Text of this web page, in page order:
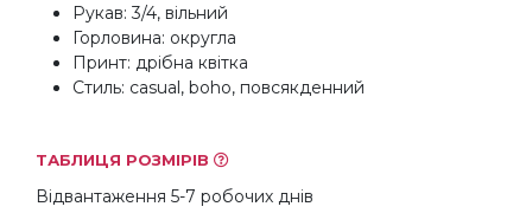
Рукав: 3/4, вільний
Горловина: округла
Принт: дрібна квітка
Стиль: casual, boho, повсякденний
ТАБЛИЦЯ РОЗМІРІВ
Відвантаження 5-7 робочих днів